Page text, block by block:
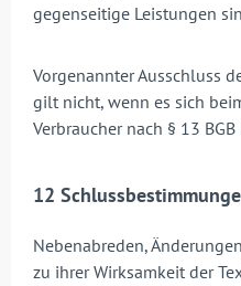
gegenseitige Leistungen
Vorgenannter Ausschluss
gilt nicht, wenn es sich
Verbraucher nach § 13
12
Nebenabreden,
zu ihrer Wirksamkeit der